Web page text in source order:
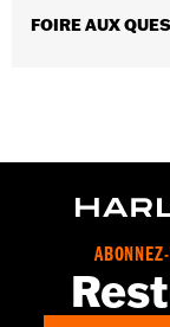
Contenu de la
FOIRE AUX